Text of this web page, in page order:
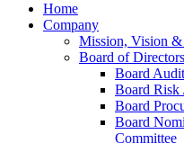
Home
Company
Mission, Vision
Board of Directors
Board
Board Risk
Board
Board
Committee